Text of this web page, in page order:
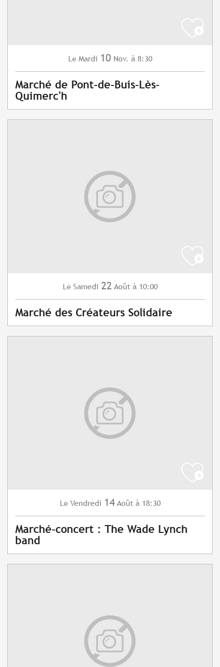
Le Mardi 10 Nov. à 8:30
Marché de Pont-de-Buis-Lès-
Quimerc'h
Le Samedi 22 Août à 10:00
Marché des Créateurs Solidaire
Le Vendredi 14 Août à 18:30
Marché-concert : The Wade Lynch
band